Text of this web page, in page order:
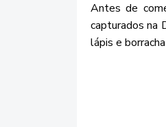
Antes de
capturados na
lápis e